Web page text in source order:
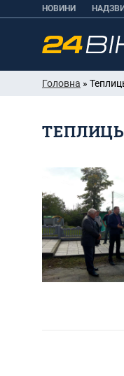
НОВИНИ
Головна »